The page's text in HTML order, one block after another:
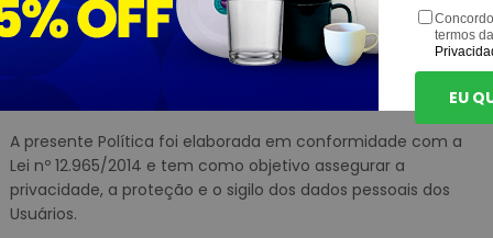
Confidencialidade e Segurança das
Informações
A presente Política foi elaborada em conformidade com a
Lei nº 12.965/2014 e tem como objetivo assegurar a
privacidade, a proteção e o sigilo dos dados pessoais dos
Usuários.
termos
EU